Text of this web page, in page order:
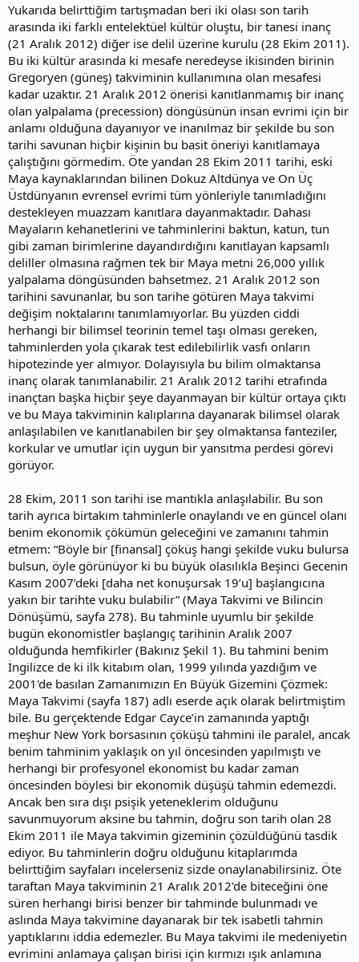
Yukarıda belirttiğim tartışmadan beri iki olası son tarih
arasında iki farklı entelektüel kültür oluştu, bir tanesi inanç
(21 Aralık 2012) diğer ise delil üzerine kurulu (28 Ekim 2011).
Bu iki kültür arasında ki mesafe neredeyse ikisinden birinin
Gregoryen (güneş) takviminin kullanımına olan mesafesi
kadar uzaktır. 21 Aralık 2012 önerisi kanıtlanmamış bir inanç
olan yalpalama (precession) döngüsünün insan evrimi için bir
anlamı olduğuna dayanıyor ve inanılmaz bir şekilde bu son
tarihi savunan hiçbir kişinin bu basit öneriyi kanıtlamaya
çalıştığını görmedim. Öte yandan 28 Ekim 2011 tarihi, eski
Maya kaynaklarından bilinen Dokuz Altdünya ve On Üç
Üstdünyanın evrensel evrimi tüm yönleriyle tanımladığını
destekleyen muazzam kanıtlara dayanmaktadır. Dahası
Mayaların kehanetlerini ve tahminlerini baktun, katun, tun
gibi zaman birimlerine dayandırdığını kanıtlayan kapsamlı
deliller olmasına rağmen tek bir Maya metni 26,000 yıllık
yalpalama döngüsünden bahsetmez. 21 Aralık 2012 son
tarihini savunanlar, bu son tarihe götüren Maya takvimi
değişim noktalarını tanımlamıyorlar. Bu yüzden ciddi
herhangi bir bilimsel teorinin temel taşı olması gereken,
tahminlerden yola çıkarak test edilebilirlik vasfı onların
hipotezinde yer almıyor. Dolayısıyla bu bilim olmaktansa
inanç olarak tanımlanabilir. 21 Aralık 2012 tarihi etrafında
inançtan başka hiçbir şeye dayanmayan bir kültür ortaya çıktı
ve bu Maya takviminin kalıplarına dayanarak bilimsel olarak
anlaşılabilen ve kanıtlanabilen bir şey olmaktansa fanteziler,
korkular ve umutlar için uygun bir yansıtma perdesi görevi
görüyor.
28 Ekim, 2011 son tarihi ise mantıkla anlaşılabilir. Bu son
tarih ayrıca birtakım tahminlerle onaylandı ve en güncel olanı
benim ekonomik çökümün geleceğini ve zamanını tahmin
etmem: “Böyle bir [finansal] çöküş hangi şekilde vuku bulursa
bulsun, öyle görünüyor ki bu büyük olasılıkla Beşinci Gecenin
Kasım 2007’deki [daha net konuşursak 19’u] başlangıcına
yakın bir tarihte vuku bulabilir” (Maya Takvimi ve Bilincin
Dönüşümü, sayfa 278). Bu tahminle uyumlu bir şekilde
bugün ekonomistler başlangıç tarihinin Aralık 2007
olduğunda hemfikirler (Bakınız Şekil 1). Bu tahmini benim
İngilizce de ki ilk kitabım olan, 1999 yılında yazdığım ve
2001'de basılan Zamanımızın En Büyük Gizemini Çözmek:
Maya Takvimi (sayfa 187) adlı eserde açık olarak belirtmiştim
bile. Bu gerçektende Edgar Cayce’in zamanında yaptığı
meşhur New York borsasının çöküşü tahmini ile paralel, ancak
benim tahminim yaklaşık on yıl öncesinden yapılmıştı ve
herhangi bir profesyonel ekonomist bu kadar zaman
öncesinden böylesi bir ekonomik düşüşü tahmin edemezdi.
Ancak ben sıra dışı psişik yeteneklerim olduğunu
savunmuyorum aksine bu tahmin, doğru son tarih olan 28
Ekim 2011 ile Maya takvimin gizeminin çözüldüğünü tasdik
ediyor. Bu tahminlerin doğru olduğunu kitaplarımda
belirttiğim sayfaları incelerseniz sizde onaylanabilirsiniz. Öte
taraftan Maya takviminin 21 Aralık 2012'de biteceğini öne
süren herhangi birisi benzer bir tahminde bulunmadı ve
aslında Maya takvimine dayanarak bir tek isabetli tahmin
yaptıklarını iddia edemezler. Bu Maya takvimi ile medeniyetin
evrimini anlamaya çalışan birisi için kırmızı ışık anlamına